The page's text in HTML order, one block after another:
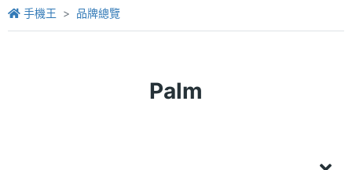
手機王 品牌總覽
Palm